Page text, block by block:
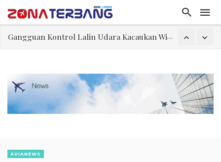
Dua Pesawat Nyaris Tabrakan di Haneda
Sjafrie Sjamsoeddin: Jangan Sakiti Hati Rakyat
AVIANEWS